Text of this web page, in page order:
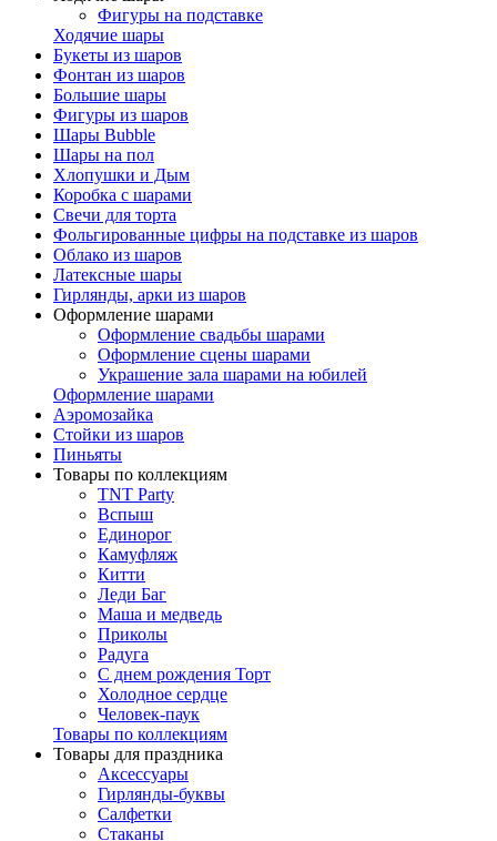
Фигуры на подставке
Ходячие шары
Букеты из шаров
Фонтан из шаров
Большие шары
Фигуры из шаров
Шары Bubble
Шары на пол
Хлопушки и Дым
Коробка с шарами
Свечи для торта
Фольгированные цифры на подставке из шаров
Облако из шаров
Латексные шары
Гирлянды, арки из шаров
Оформление шарами
Оформление свадьбы шарами
Оформление сцены шарами
Украшение зала шарами на юбилей
Оформление шарами
Аэромозайка
Стойки из шаров
Пиньяты
Товары по коллекциям
TNT Party
Вспыш
Единорог
Камуфляж
Китти
Леди Баг
Маша и медведь
Приколы
Радуга
С днем рождения Торт
Холодное сердце
Человек-паук
Товары по коллекциям
Товары для праздника
Аксессуары
Гирлянды-буквы
Салфетки
Стаканы